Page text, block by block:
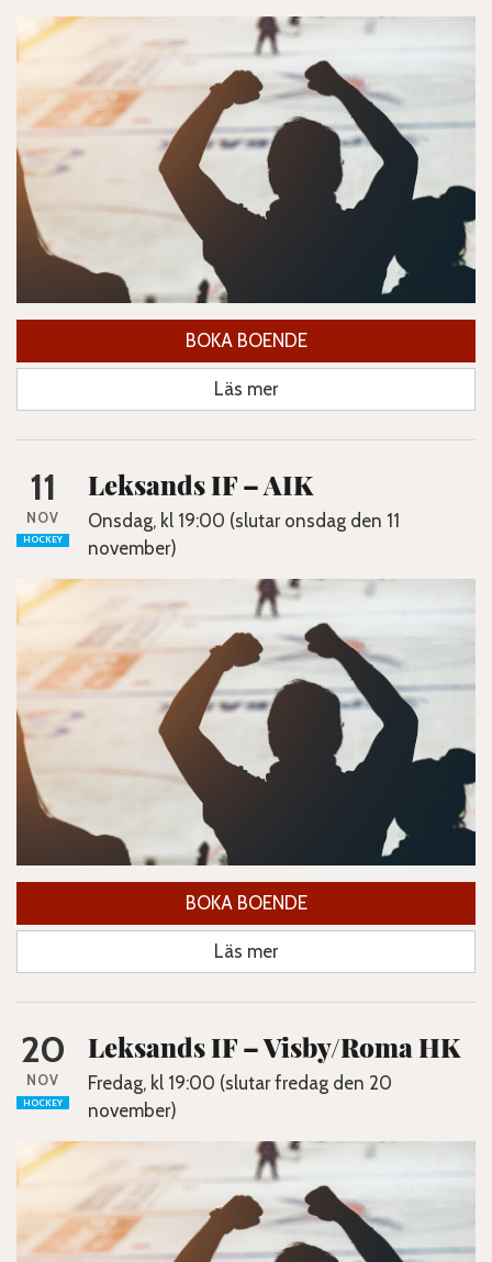
BOKA BOENDE
Läs mer
11
NOV
HOCKEY
Leksands IF – AIK
Onsdag, kl 19:00 (slutar onsdag den 11
november)
BOKA BOENDE
Läs mer
20
NOV
HOCKEY
Leksands IF – Visby/Roma HK
Fredag, kl 19:00 (slutar fredag den 20
november)